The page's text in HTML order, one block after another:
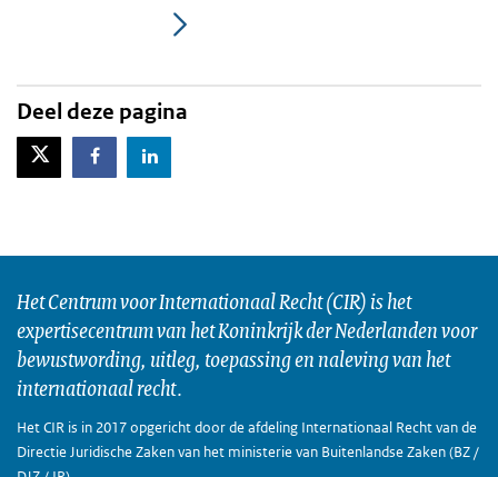
Deel deze pagina
X-TwitterFacebookLinkedIn
Het Centrum voor Internationaal Recht (CIR) is het
expertisecentrum van het Koninkrijk der Nederlanden voor
bewustwording, uitleg, toepassing en naleving van het
internationaal recht.
Het CIR is in 2017 opgericht door de afdeling Internationaal Recht van de
Directie Juridische Zaken van het ministerie van Buitenlandse Zaken (BZ /